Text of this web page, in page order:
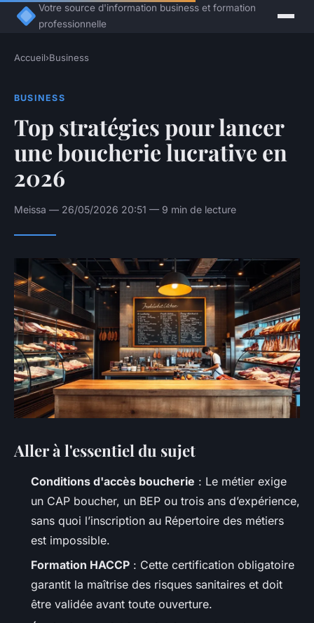
Votre source d'information business et formation
professionnelle
Accueil›Business
BUSINESS
Top stratégies pour lancer
une boucherie lucrative en
2026
Meissa — 26/05/2026 20:51 — 9 min de lecture
Aller à l'essentiel du sujet
Conditions d'accès boucherie : Le métier exige
un CAP boucher, un BEP ou trois ans d’expérience,
sans quoi l’inscription au Répertoire des métiers
est impossible.
Formation HACCP : Cette certification obligatoire
garantit la maîtrise des risques sanitaires et doit
être validée avant toute ouverture.